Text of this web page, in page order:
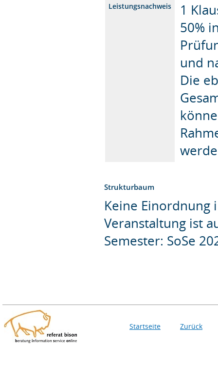
Leistungsnachweis
1
50%
und
Die
Strukturbaum
Keine Einordnung
Veranstaltung ist
Semester: SoSe
Startseite Zurück